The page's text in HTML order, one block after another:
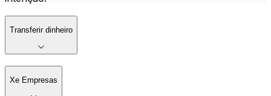
Transferir dinheiro
Xe Empresas